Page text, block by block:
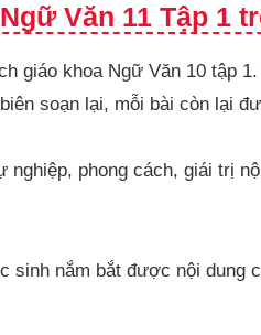
Văn 11 Tập 1
giáo khoa Ngữ Văn 10 tập
soạn lại, mỗi bài còn lại
phong cách, giái trị
sinh nắm bắt được nội dung